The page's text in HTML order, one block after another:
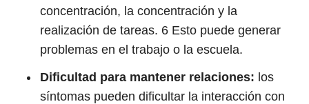
concentración, la concentración y la
realización de tareas. 6 Esto puede generar
problemas en el trabajo o la escuela.
Dificultad para mantener relaciones: los
síntomas pueden dificultar la interacción con